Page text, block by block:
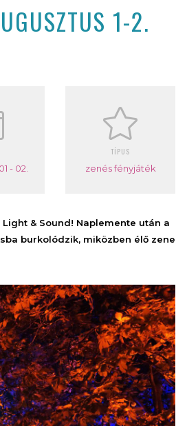
1-2.
- 02.
TÍPUS
zenés fényjáték
& Sound! Naplemente után a
burkolódzik, miközben élő zene